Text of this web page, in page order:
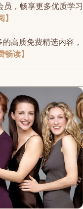
，畅享更多优质学习
高质免费精选内容，
畅读】